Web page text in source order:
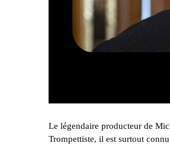
Le légendaire producteur de
Trompettiste, il est surtout